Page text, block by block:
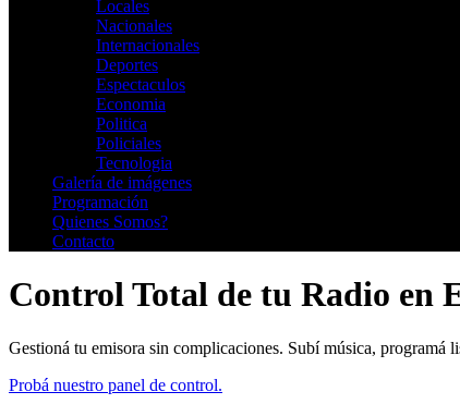
Locales
Nacionales
Internacionales
Deportes
Espectaculos
Economia
Politica
Policiales
Tecnologia
Galería de imágenes
Programación
Quienes Somos?
Contacto
Control Total de tu Radio en
Gestioná tu emisora sin complicaciones. Subí música,
Probá nuestro panel de control.